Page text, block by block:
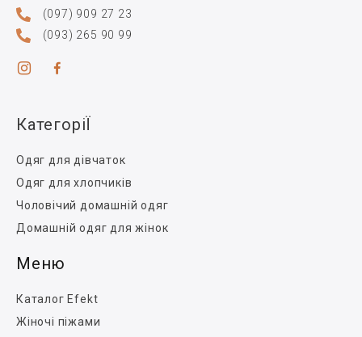
(097) 909 27 23
(093) 265 90 99
КатегоріЇ
Одяг для дівчаток
Одяг для хлопчиків
Чоловічий домашній одяг
Домашній одяг для жінок
Меню
Каталог Efekt
Жіночі піжами